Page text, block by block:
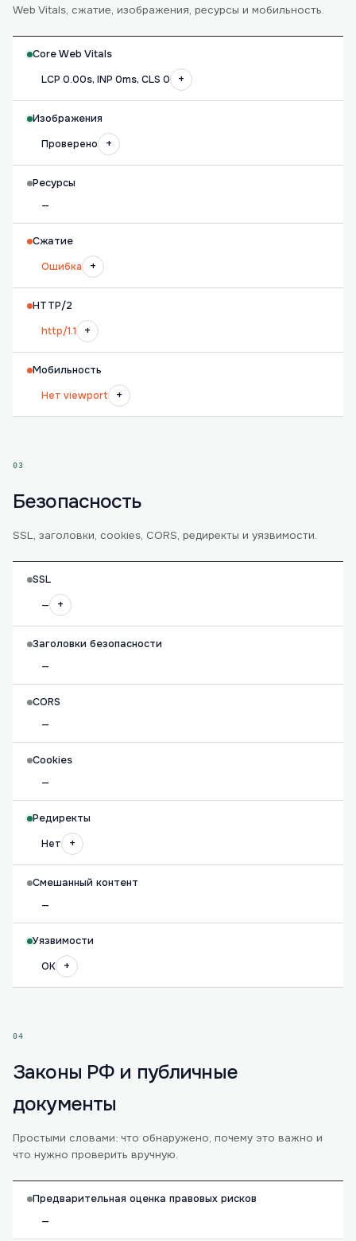
Web Vitals, сжатие, изображения, ресурсы и мобильность.
Core Web Vitals
LCP 0.00s, INP 0ms, CLS 0
+
Изображения
Проверено
+
Ресурсы
—
Сжатие
Ошибка
+
HTTP/2
http/1.1
+
Мобильность
Нет viewport
+
03
Безопасность
SSL, заголовки, cookies, CORS, редиректы и уязвимости.
SSL
—
+
Заголовки безопасности
—
CORS
—
Cookies
—
Редиректы
Нет
+
Смешанный контент
—
Уязвимости
OK
+
04
Законы РФ и публичные
документы
Простыми словами: что обнаружено, почему это важно и
что нужно проверить вручную.
Предварительная оценка правовых рисков
—